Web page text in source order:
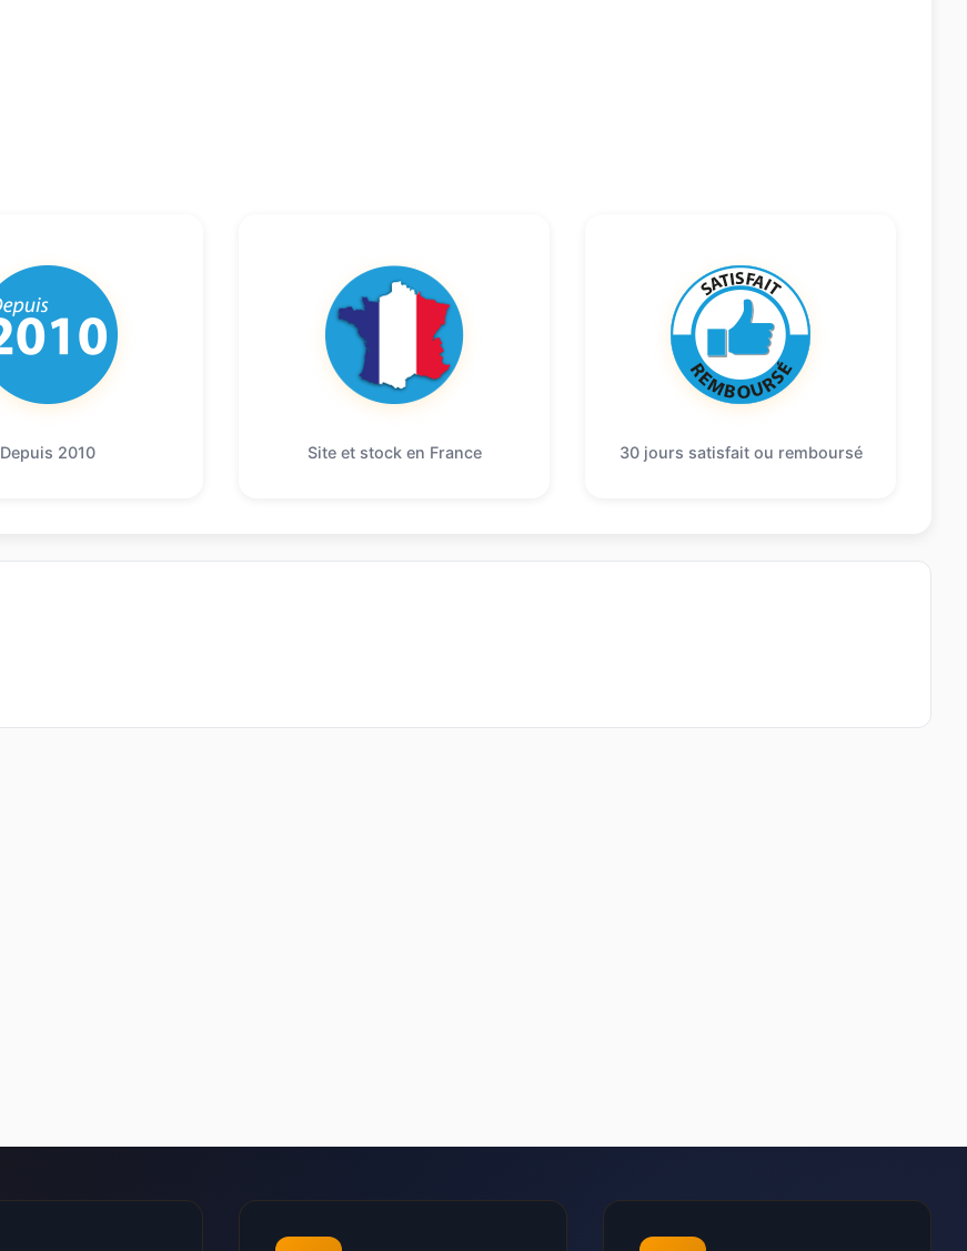
Depuis 2010 Site et stock en France 30 jours satisfait ou remboursé